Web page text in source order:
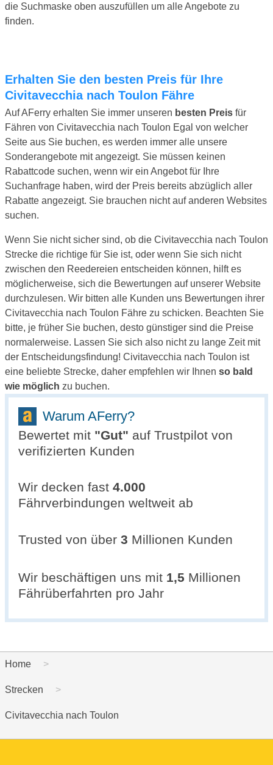
die Suchmaske oben auszufüllen um alle Angebote zu
finden.
Erhalten Sie den besten Preis für Ihre
Civitavecchia nach Toulon Fähre
Auf AFerry erhalten Sie immer unseren besten Preis für
Fähren von Civitavecchia nach Toulon Egal von welcher
Seite aus Sie buchen, es werden immer alle unsere
Sonderangebote mit angezeigt. Sie müssen keinen
Rabattcode suchen, wenn wir ein Angebot für Ihre
Suchanfrage haben, wird der Preis bereits abzüglich aller
Rabatte angezeigt. Sie brauchen nicht auf anderen Websites
suchen.
Wenn Sie nicht sicher sind, ob die Civitavecchia nach Toulon
Strecke die richtige für Sie ist, oder wenn Sie sich nicht
zwischen den Reedereien entscheiden können, hilft es
möglicherweise, sich die Bewertungen auf unserer Website
durchzulesen. Wir bitten alle Kunden uns Bewertungen ihrer
Civitavecchia nach Toulon Fähre zu schicken. Beachten Sie
bitte, je früher Sie buchen, desto günstiger sind die Preise
normalerweise. Lassen Sie sich also nicht zu lange Zeit mit
der Entscheidungsfindung! Civitavecchia nach Toulon ist
eine beliebte Strecke, daher empfehlen wir Ihnen so bald
wie möglich zu buchen.
Warum AFerry?
Bewertet mit "Gut" auf Trustpilot von
verifizierten Kunden
Wir decken fast 4.000
Fährverbindungen weltweit ab
Trusted von über 3 Millionen Kunden
Wir beschäftigen uns mit 1,5 Millionen
Fährüberfahrten pro Jahr
Home
Strecken
Civitavecchia nach Toulon